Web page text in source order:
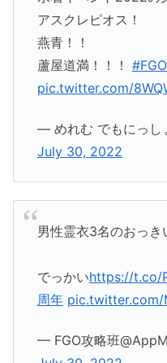
アスクレピオス！
燕青！！
蘆屋道満！！！ #FGO
pic.twitter.com/
— めれむ でもにっし
July 30, 2022
男性霊衣3名のおっき
でっかいhttps://t.co/
周年 pic.twitter.com/
— FGO攻略班